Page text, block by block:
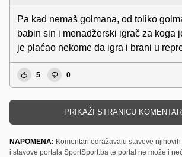
Pa kad nemaš golmana, od toliko
babin sin i menadžerski igrač za koga
je plaćao nekome da igra i brani u
5 0
PRIKAŽI STRANICU
NAPOMENA: Komentari odražavaju stavove
i stavove portala SportSport.ba te portal ne može i